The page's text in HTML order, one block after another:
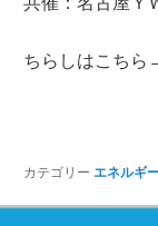
ちらしはこち
カテゴリー エネルギ